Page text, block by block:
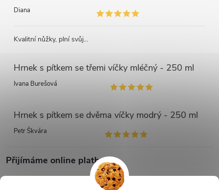
Diana
Kvalitní nůžky, plní svůj...
Hrnek s pítkem se třemi víčky mléčný - 250 ml
Ivana Burešová
Hrnek s pítkem se dvěma víčky modrý - 250 ml
Petr Škvára
Přijímáme online platby